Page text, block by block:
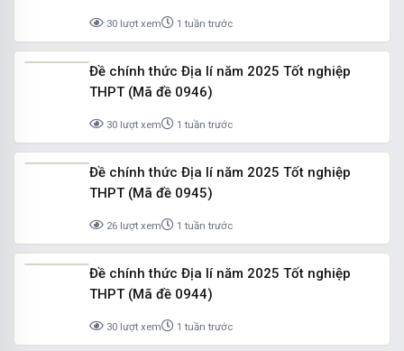
30 lượt xem 1 tuần trước
Đề chính thức Địa lí năm 2025 Tốt nghiệp
THPT (Mã đề 0946)
30 lượt xem 1 tuần trước
Đề chính thức Địa lí năm 2025 Tốt nghiệp
THPT (Mã đề 0945)
26 lượt xem 1 tuần trước
Đề chính thức Địa lí năm 2025 Tốt nghiệp
THPT (Mã đề 0944)
30 lượt xem 1 tuần trước